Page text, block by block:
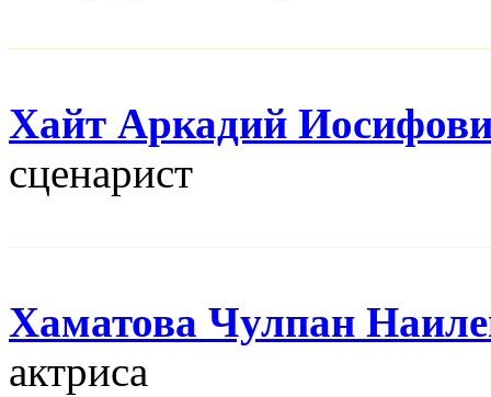
Хайт Аркадий
сценарист
Хаматова Чулпан
актриса